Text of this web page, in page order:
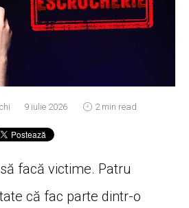
9 iulie 2026 2 min read
facă victime. Patru
că fac parte dintr-o